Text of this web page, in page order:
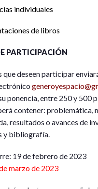
individuales
de libros
PARTICIPACIÓN
que deseen participar
ponencia, entre 250 y 500
contener: problemática,
resultados o avances de
y bibliografía.
19 de febrero de 2023
marzo de 2023